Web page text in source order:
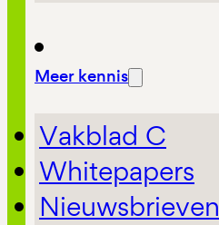
Meer kennis
Vakblad C
Whitepapers
Nieuwsbrieven